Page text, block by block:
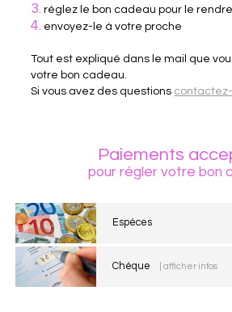
3. réglez le bon cadeau pour le
4. envoyez-le à votre proche
Tout est expliqué dans le mail que
votre bon cadeau.
Si vous avez des questions
Paiements
pour régler votre bon
Espèces
Chèque | afficher infos